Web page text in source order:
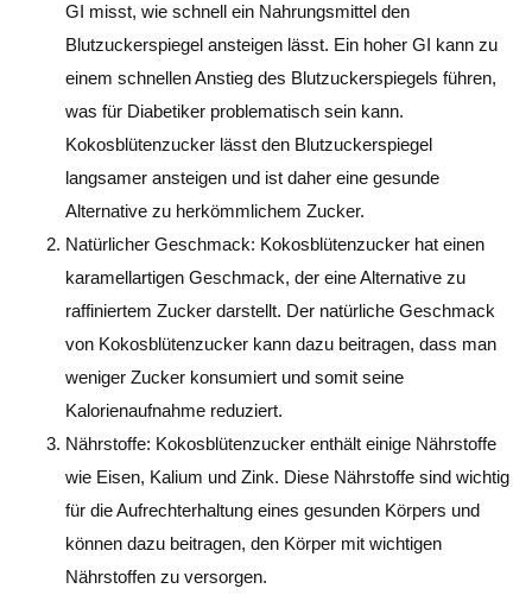
GI misst, wie schnell ein Nahrungsmittel den
Blutzuckerspiegel ansteigen lässt. Ein hoher GI kann zu
einem schnellen Anstieg des Blutzuckerspiegels führen,
was für Diabetiker problematisch sein kann.
Kokosblütenzucker lässt den Blutzuckerspiegel
langsamer ansteigen und ist daher eine gesunde
Alternative zu herkömmlichem Zucker.
Natürlicher Geschmack: Kokosblütenzucker hat einen
karamellartigen Geschmack, der eine Alternative zu
raffiniertem Zucker darstellt. Der natürliche Geschmack
von Kokosblütenzucker kann dazu beitragen, dass man
weniger Zucker konsumiert und somit seine
Kalorienaufnahme reduziert.
Nährstoffe: Kokosblütenzucker enthält einige Nährstoffe
wie Eisen, Kalium und Zink. Diese Nährstoffe sind wichtig
für die Aufrechterhaltung eines gesunden Körpers und
können dazu beitragen, den Körper mit wichtigen
Nährstoffen zu versorgen.